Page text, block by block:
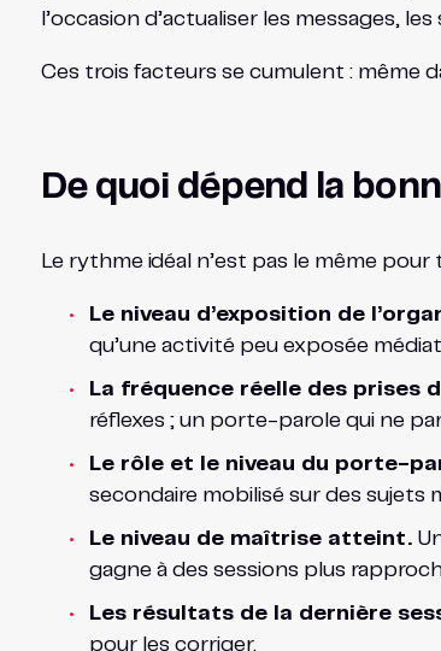
l’occasion d’actualiser les messages,
Ces trois facteurs se cumulent : même
De quoi dépend la
Le rythme idéal n’est pas le même
Le niveau d’exposition de
qu’une activité peu exposée
La fréquence réelle des prises
réflexes ; un porte-parole qui ne
Le rôle et le niveau du porte-
secondaire mobilisé sur des sujets
Le niveau de maîtrise atteint.
gagne à des sessions plus
Les résultats de la dernière
pour les corriger.